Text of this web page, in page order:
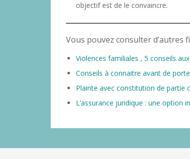
objectif est de le convaincre.
Vous pouvez consulter d’autres
Violences familiales , 5 conseils
Conseils à connaitre avant de
Plainte avec constitution de partie
L’assurance juridique : une option